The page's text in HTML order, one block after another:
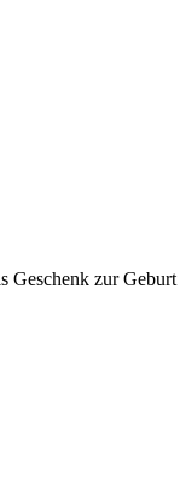
zur